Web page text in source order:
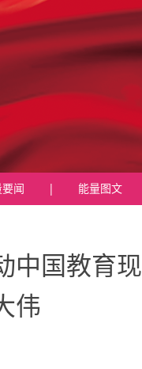
闻 | 能量图文
中国教
伟